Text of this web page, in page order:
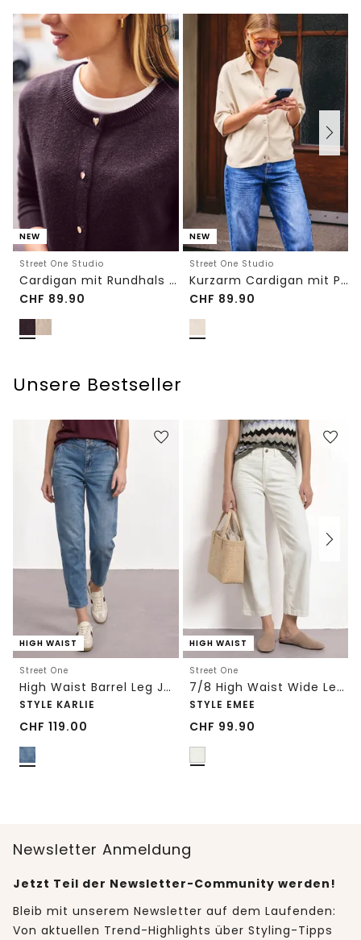
NEW
Street One Studio
Cardigan mit Rundhals und Knöpfen
CHF 89.90
NEW
Street One Studio
Kurzarm Cardigan mit Polokragen
CHF 89.90
Unsere Bestseller
HIGH WAIST
Street One
High Waist Barrel Leg Jeans im Loose Fit
STYLE KARLIE
CHF 119.00
HIGH WAIST
Street One
7/8 High Waist Wide Leg Jeans im Loose Fit
STYLE EMEE
CHF 99.90
Newsletter Anmeldung
Jetzt Teil der Newsletter-Community werden!
Bleib mit unserem Newsletter auf dem Laufenden:
Von aktuellen Trend-Highlights über Styling-Tipps